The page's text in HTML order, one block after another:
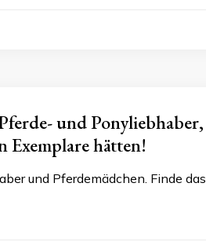
und Ponyliebhaber,
Exemplare hätten!
und Pferdemädchen. Finde das